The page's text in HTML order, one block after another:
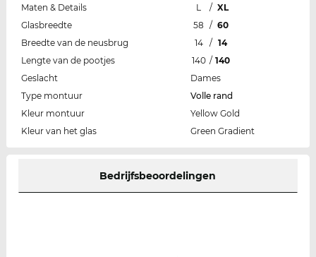
Maten & Details L / XL
Glasbreedte
58 / 60
Breedte van de neusbrug
14 / 14
Lengte van de pootjes
140 / 140
Geslacht
Dames
Type montuur
Volle rand
Kleur montuur
Yellow Gold
Kleur van het glas
Green Gradient
Bedrijfsbeoordelingen